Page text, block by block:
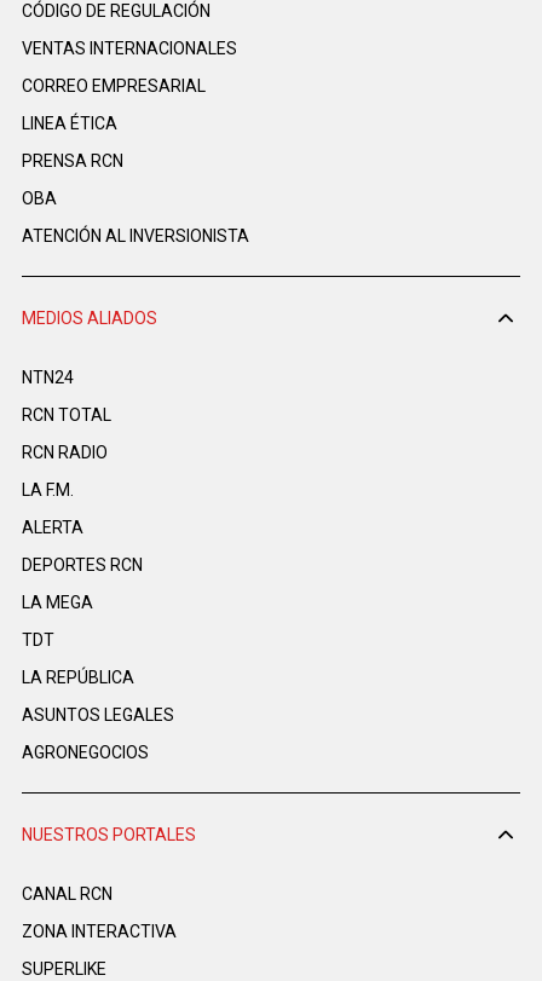
CÓDIGO DE REGULACIÓN
VENTAS INTERNACIONALES
CORREO EMPRESARIAL
LINEA ÉTICA
PRENSA RCN
OBA
ATENCIÓN AL INVERSIONISTA
MEDIOS ALIADOS
NTN24
RCN TOTAL
RCN RADIO
LA F.M.
ALERTA
DEPORTES RCN
LA MEGA
TDT
LA REPÚBLICA
ASUNTOS LEGALES
AGRONEGOCIOS
NUESTROS PORTALES
CANAL RCN
ZONA INTERACTIVA
SUPERLIKE